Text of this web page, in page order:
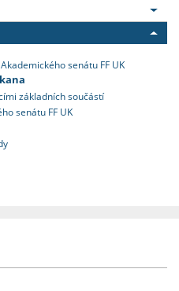
senátu FF UK
základních součástí
senátu FF UK